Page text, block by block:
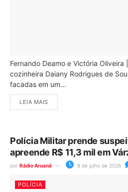
Fernando Deamo e Victória Oliveira
cozinheira Daiany Rodrigues de
facadas em um...
LEIA MAIS
Polícia Militar prende
apreende R$ 11,3 mil em
por Rádio Aruanã 8 de julho de 2026
POLÍCIA